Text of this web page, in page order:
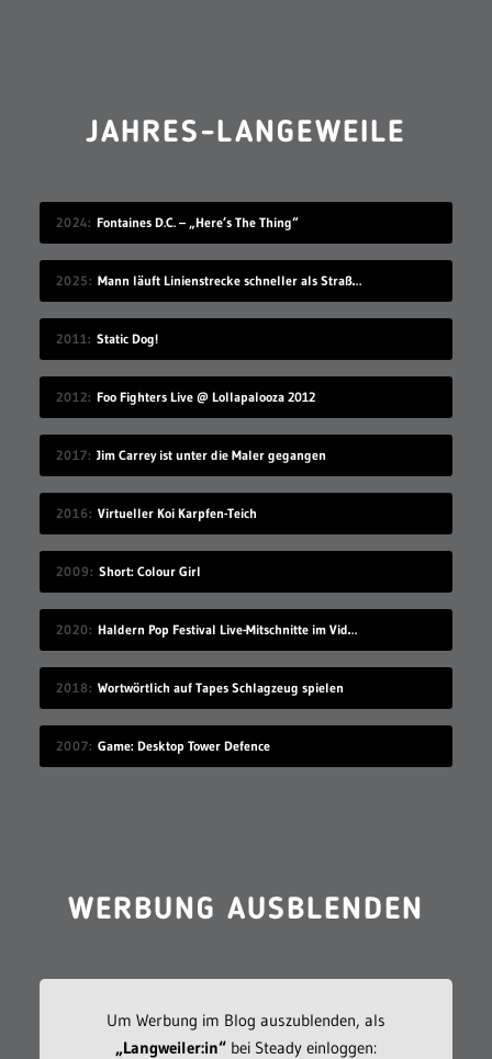
JAHRES-LANGEWEILE
2024 Fontaines D.C. – „Here’s The Thing“
2025 Mann läuft Linienstrecke schneller als Straßenbahn
2011 Static Dog!
2012 Foo Fighters Live @ Lollapalooza 2012
2017 Jim Carrey ist unter die Maler gegangen
2016 Virtueller Koi Karpfen-Teich
2009 Short: Colour Girl
2020 Haldern Pop Festival Live-Mitschnitte im Videostream (2008-2019)
2018 Wortwörtlich auf Tapes Schlagzeug spielen
2007 Game: Desktop Tower Defence
WERBUNG AUSBLENDEN
Um Werbung im Blog auszublenden, als
„Langweiler:in“bei Steady einloggen: